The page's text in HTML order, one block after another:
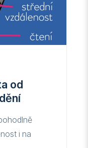
od
i na